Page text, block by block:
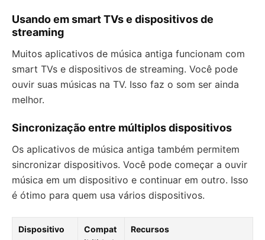
Usando em smart TVs e dispositivos de
streaming
Muitos aplicativos de música antiga funcionam com
smart TVs e dispositivos de streaming. Você pode
ouvir suas músicas na TV. Isso faz o som ser ainda
melhor.
Sincronização entre múltiplos dispositivos
Os aplicativos de música antiga também permitem
sincronizar dispositivos. Você pode começar a ouvir
música em um dispositivo e continuar em outro. Isso
é ótimo para quem usa vários dispositivos.
Dispositivo
Compat
Recursos